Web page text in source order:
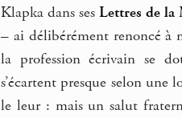
Klapka dans sesLettres de la
– ai délibérément renoncé à
la profession écrivain se
s’écartent presque selon
le leur : mais un salut